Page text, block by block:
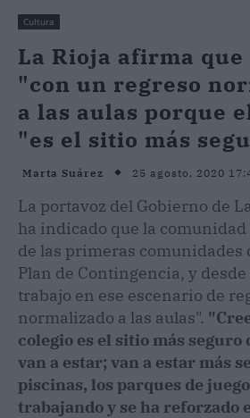
Cultura
La Rioja afirma
"con un regreso
a las aulas porque
"es el sitio más
Marta Suárez 25 agosto, 2020
La portavoz del Gobierno de
ha indicado que la
de las primeras comunidades
Plan de Contingencia, y
trabajo en ese escenario de
normalizado a las aulas".
colegio es el sitio más seguro
van a estar; van a estar más
piscinas, los parques de
trabajando y se ha reforzado